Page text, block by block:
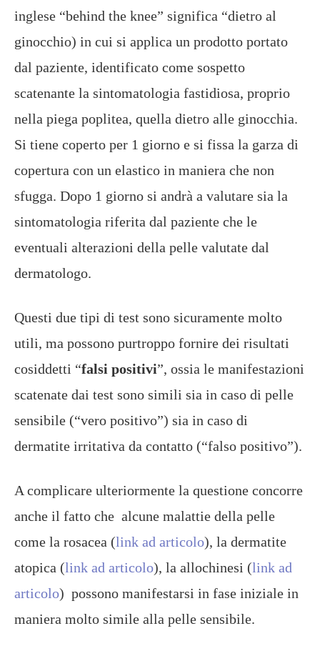
inglese “behind the knee” significa “dietro al
ginocchio) in cui si applica un prodotto portato
dal paziente, identificato come sospetto
scatenante la sintomatologia fastidiosa, proprio
nella piega poplitea, quella dietro alle ginocchia.
Si tiene coperto per 1 giorno e si fissa la garza di
copertura con un elastico in maniera che non
sfugga. Dopo 1 giorno si andrà a valutare sia la
sintomatologia riferita dal paziente che le
eventuali alterazioni della pelle valutate dal
dermatologo.
Questi due tipi di test sono sicuramente molto
utili, ma possono purtroppo fornire dei risultati
cosiddetti “falsi positivi”, ossia le manifestazioni
scatenate dai test sono simili sia in caso di pelle
sensibile (“vero positivo”) sia in caso di
dermatite irritativa da contatto (“falso positivo”).
A complicare ulteriormente la questione concorre
anche il fatto che alcune malattie della pelle
come la rosacea (link ad articolo), la dermatite
atopica (link ad articolo), la allochinesi (link ad
articolo) possono manifestarsi in fase iniziale in
maniera molto simile alla pelle sensibile.